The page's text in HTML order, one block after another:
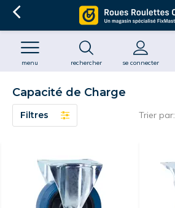
rechercher se connecter
menu
Capacité de Charge
Filtres Trier par: